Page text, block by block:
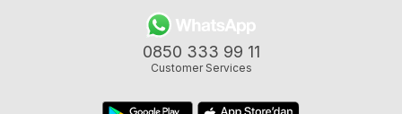
0850 333 99 11
Customer Services